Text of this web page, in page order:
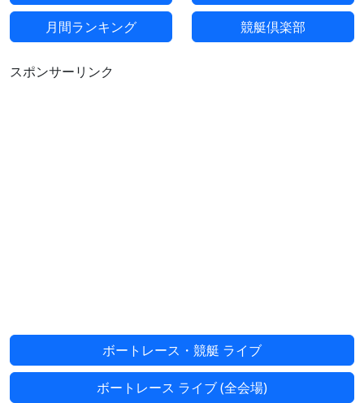
月間ランキング 競艇倶楽部
スポンサーリンク
ボートレース・競艇 ライブ
ボートレース ライブ (全会場)